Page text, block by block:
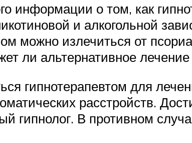
о том, как
и алкогольной
можно излечиться от
ли альтернативное лечение
гипнотерапевтом для
расстройств.
гипнолог. В противном